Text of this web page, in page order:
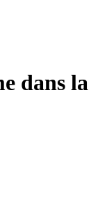
dans